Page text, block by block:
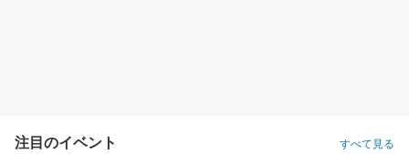
注目のイベント すべて見る